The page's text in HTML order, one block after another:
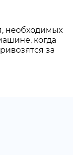
необходимых
когда
за